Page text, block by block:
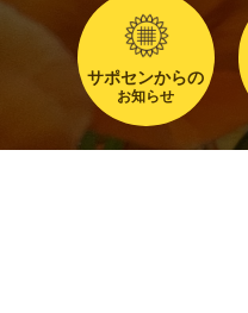
サポセンからの
お知らせ